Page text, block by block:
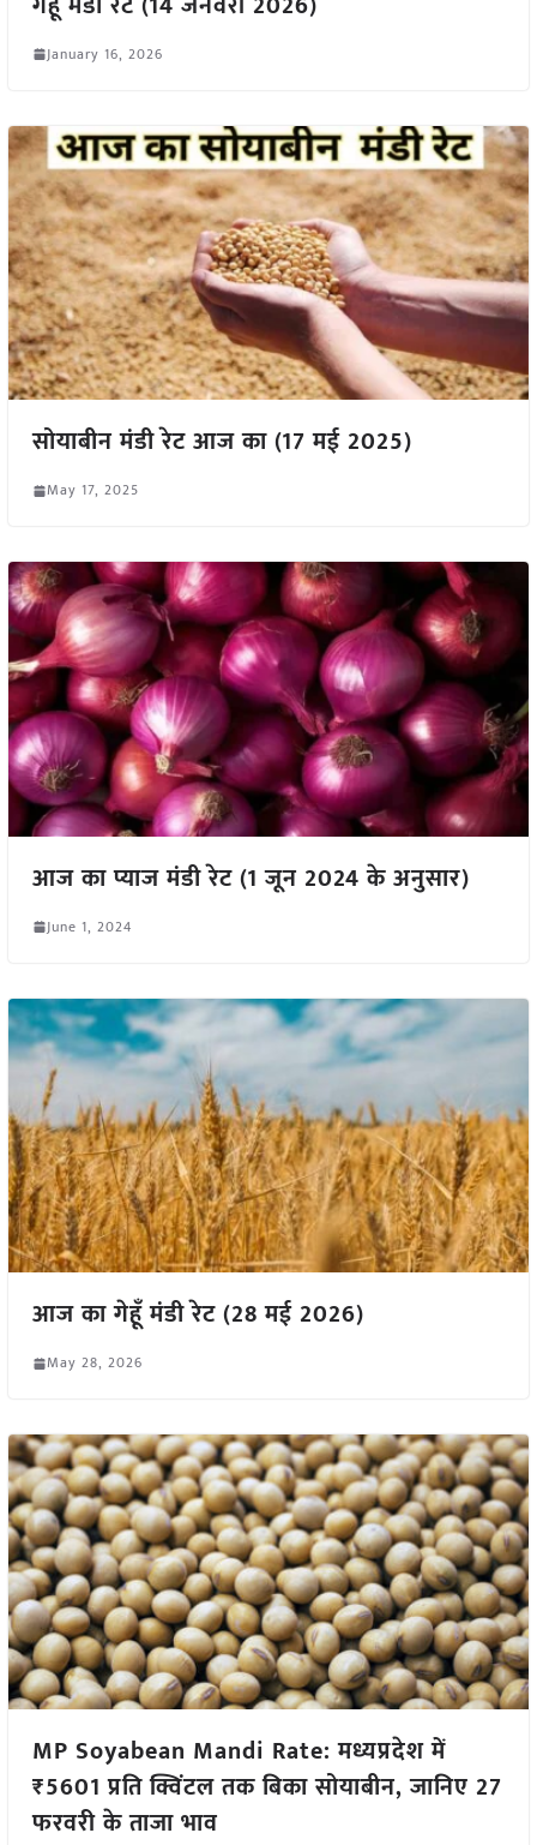
January 16, 2026
सोयाबीन मंडी रेट आज का (17 मई 2025)
May 17, 2025
आज का प्याज मंडी रेट (1 जून 2024 के अनुसार)
June 1, 2024
आज का गेहूँ मंडी रेट (28 मई 2026)
May 28, 2026
MP Soyabean Mandi Rate: मध्यप्रदेश में
₹5601 प्रति क्विंटल तक बिका सोयाबीन, जानिए 27
फरवरी के ताजा भाव